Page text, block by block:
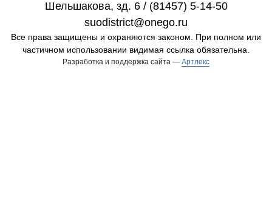
Шельшакова, зд. 6 / (81457) 5-14-50
suodistrict@onego.ru
Все права защищены и охраняются законом. При полном или
частичном использовании видимая ссылка обязательна.
Разработка и поддержка сайта — Артлекс